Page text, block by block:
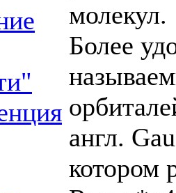
молекул.
Более
англ.
котором